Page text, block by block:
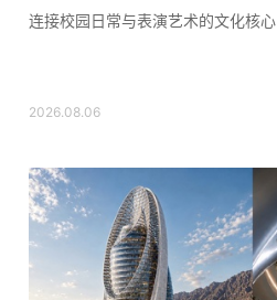
连接校园日常与表演艺术的文化核心
2026.08.06